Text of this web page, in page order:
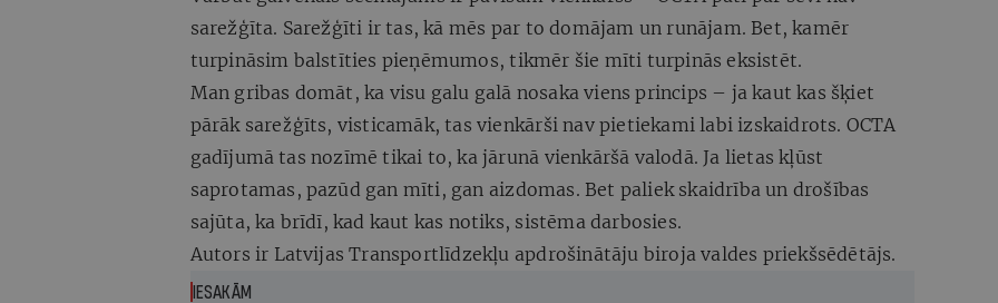
sarežģīta. Sarežģīti ir tas, kā mēs par to domājam un runājam. Bet, kamēr
turpināsim balstīties pieņēmumos, tikmēr šie mīti turpinās eksistēt.
Man gribas domāt, ka visu galu galā nosaka viens princips – ja kaut kas šķiet
pārāk sarežģīts, visticamāk, tas vienkārši nav pietiekami labi izskaidrots. OCTA
gadījumā tas nozīmē tikai to, ka jārunā vienkāršā valodā. Ja lietas kļūst
saprotamas, pazūd gan mīti, gan aizdomas. Bet paliek skaidrība un drošības
sajūta, ka brīdī, kad kaut kas notiks, sistēma darbosies.
Autors ir Latvijas Transportlīdzekļu apdrošinātāju biroja valdes priekšsēdētājs.
IESAKĀM